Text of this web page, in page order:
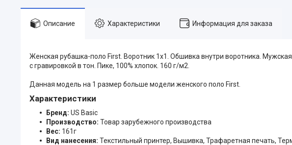
Описание Характеристики Информация для заказа
Женская рубашка-поло First. Воротник 1х1. Обшивка внутри воротника.
с гравировкой в тон. Пике, 100% хлопок. 160 г/м2.
Данная модель на 1 размер больше модели женского поло First.
Характеристики
Бренд: US Basic
Производство: Товар зарубежного производства
Вес: 161г
Вид нанесения: Текстильный принтер, Вышивка, Трафаретная печать,